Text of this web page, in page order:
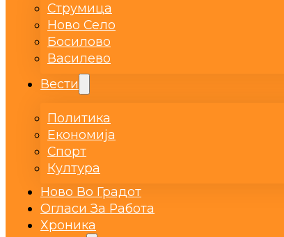
Струмица
Ново Село
Босилово
Василево
Вести
Политика
Економија
Спорт
Култура
Ново Во Градот
Огласи За Работа
Хроника